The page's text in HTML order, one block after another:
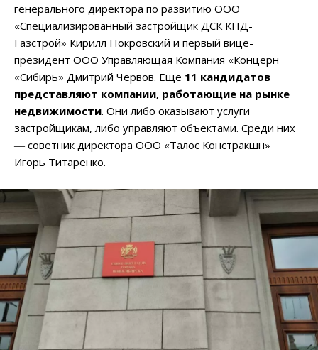
генерального директора по развитию ООО
«Специализированный застройщик ДСК КПД-
Газстрой» Кирилл Покровский и первый вице-
президент ООО Управляющая Компания «Концерн
«Сибирь» Дмитрий Червов. Еще 11 кандидатов
представляют компании, работающие на рынке
недвижимости. Они либо оказывают услуги
застройщикам, либо управляют объектами. Среди них
― советник директора ООО «Талос Констракшн»
Игорь Титаренко.